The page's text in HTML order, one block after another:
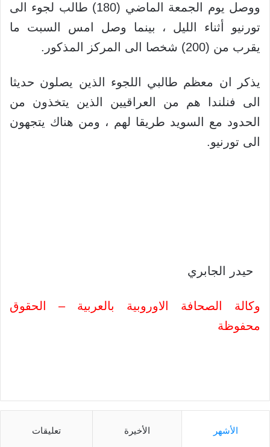
ووصل يوم الجمعة الماضي (180) طالب لجوء الى
تورنيو أثناء الليل ، بينما وصل امس السبت ما
يقرب من (200) شخصا الى المركز المذكور.
يذكر ان معظم طالبي اللجوء الذين يصلون حديثا
الى فنلندا هم من العراقيين الذين يتخذون من
الحدود مع السويد طريقا لهم ، ومن هناك يتجهون
الى تورنيو.
حيدر الجابري
وكالة الصحافة الاوروبية بالعربية – الحقوق
محفوظة
الأشهر الأخيرة تعليقات